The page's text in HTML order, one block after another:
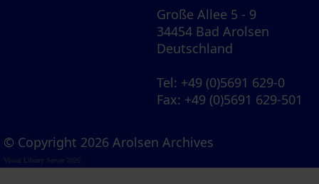
Große Allee 5 - 9
34454 Bad Arolsen
Deutschland
Tel: +49 (0)5691 629-0
Fax: +49 (0)5691 629-501
© Copyright 2026 Arolsen Archives
Visual Library Server 2026